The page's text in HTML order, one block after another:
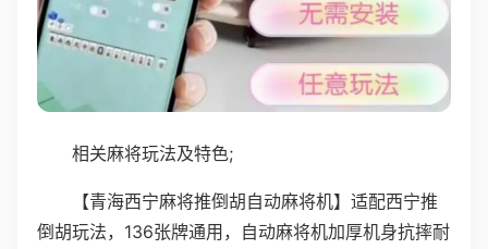
相关麻将玩法及特色;
【青海西宁麻将推倒胡自动麻将机】适配西宁推
倒胡玩法，136张牌通用，自动麻将机加厚机身抗摔耐